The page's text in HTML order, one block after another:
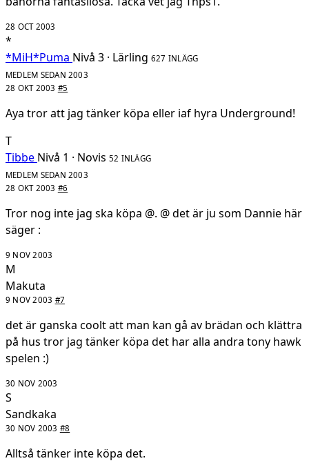
28 OCT 2003
*
*MiH*Puma Nivå 3 · Lärling 627 INLÄGG
MEDLEM SEDAN 2003
28 OKT 2003 #5
Aya tror att jag tänker köpa eller iaf hyra Underground!
T
Tibbe Nivå 1 · Novis 52 INLÄGG
MEDLEM SEDAN 2003
28 OKT 2003 #6
Tror nog inte jag ska köpa @. @ det är ju som Dannie här
säger :
9 NOV 2003
M
Makuta
9 NOV 2003 #7
det är ganska coolt att man kan gå av brädan och klättra
på hus tror jag tänker köpa det har alla andra tony hawk
spelen :)
30 NOV 2003
S
Sandkaka
30 NOV 2003 #8
Alltså tänker inte köpa det.